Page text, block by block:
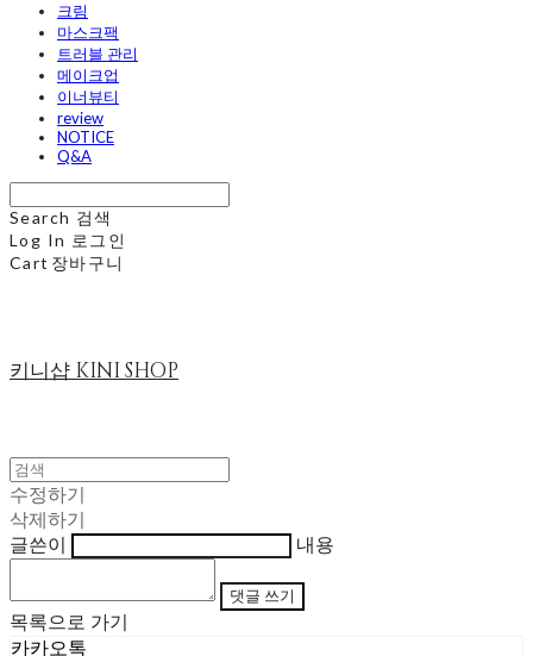
크림
마스크팩
트러블 관리
메이크업
이너뷰티
review
NOTICE
Q&A
Search 검색
Log In 로그인
Cart 장바구니
키니샵 KINI SHOP
수정하기
삭제하기
글쓴이
내용
댓글 쓰기
목록으로 가기
카카오톡